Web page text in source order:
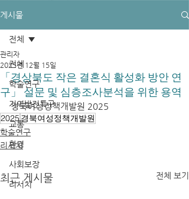
게시물
전체
학술연구
지역발전특구
교통
환경
사회보장
리서치
전체
「경상북도 작은 결혼식 활성화 방안 연
구」 설문 및 심층조사분석을 위한 용역
관리자
2025년 12월 15일
경북여성정책개발원 2025
2025경북여성정책개발원
학술연구
리서치
최근 게시물 전체 보기